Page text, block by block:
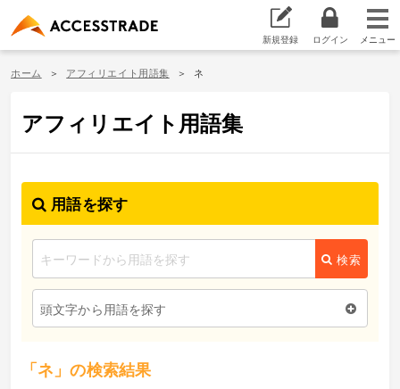
新規登録 ログイン
ホーム アフィリエイト用語集 ネ
アフィリエイト用語集
用語を探す
検索
頭文字から用語を探す
「ネ」の検索結果